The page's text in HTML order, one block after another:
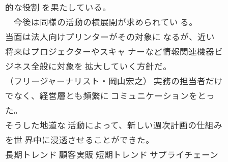
的な役割 を果たしている。
今後は同様の活動の横展開が求められてい る。
当面は法人向けプリンターがその対象に なるが、近い
将来はプロジェクターやスキャ ナーなど情報関連機器ビ
ジネス全般に対象を 拡大していく方針だ。
（フリージャーナリスト・岡山宏之） 実務の担当者だけ
でなく、経営層とも頻繁に コミュニケーションをとっ
た。
そうした地道な 活動によって、新しい週次計画の仕組み
を世 界中に浸透させることができた。
長期トレンド 顧客実販 短期トレンド サプライチェーン